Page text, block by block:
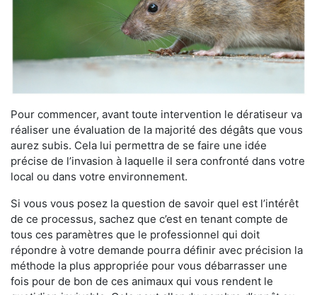
Pour commencer, avant toute intervention le dératiseur va
réaliser une évaluation de la majorité des dégâts que vous
aurez subis. Cela lui permettra de se faire une idée
précise de l’invasion à laquelle il sera confronté dans votre
local ou dans votre environnement.
Si vous vous posez la question de savoir quel est l’intérêt
de ce processus, sachez que c’est en tenant compte de
tous ces paramètres que le professionnel qui doit
répondre à votre demande pourra définir avec précision la
méthode la plus appropriée pour vous débarrasser une
fois pour de bon de ces animaux qui vous rendent le